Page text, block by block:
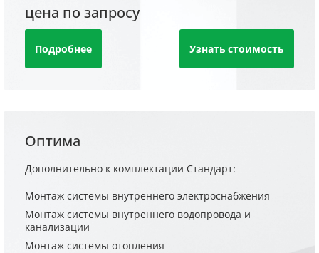
цена по запросу
Подробнее Узнать стоимость
Оптима
Дополнительно к комплектации Стандарт:
Монтаж системы внутреннего электроснабжения
Монтаж системы внутреннего водопровода и
канализации
Монтаж системы отопления